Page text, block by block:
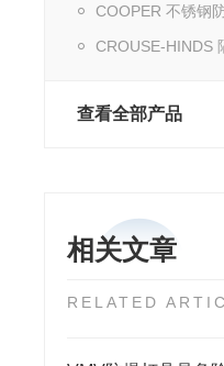
COOPER 不锈钢
CROUSE-HINDS
查看全部产品
相关文章
RELATED